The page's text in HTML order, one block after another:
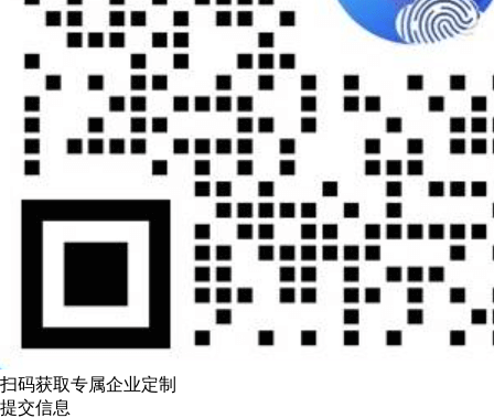
扫码获取专属企业定制
提交信息